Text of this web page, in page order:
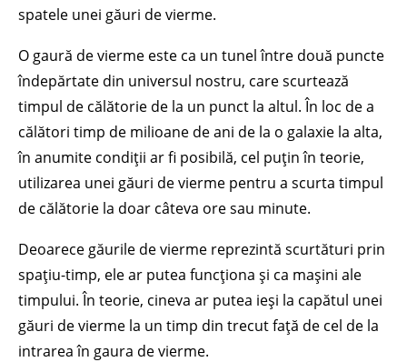
spatele unei găuri de vierme.
O gaură de vierme este ca un tunel între două puncte
îndepărtate din universul nostru, care scurtează
timpul de călătorie de la un punct la altul. În loc de a
călători timp de milioane de ani de la o galaxie la alta,
în anumite condiții ar fi posibilă, cel puțin în teorie,
utilizarea unei găuri de vierme pentru a scurta timpul
de călătorie la doar câteva ore sau minute.
Deoarece găurile de vierme reprezintă scurtături prin
spațiu-timp, ele ar putea funcționa și ca mașini ale
timpului. În teorie, cineva ar putea ieși la capătul unei
găuri de vierme la un timp din trecut față de cel de la
intrarea în gaura de vierme.